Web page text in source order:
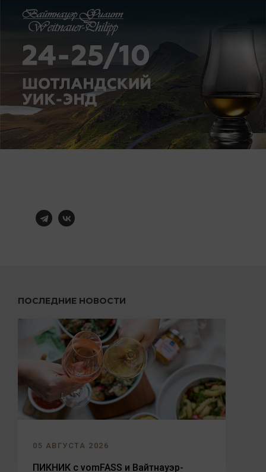
ПОСЛЕДНИЕ НОВОСТИ
05 АВГУСТА 2026
ПИКНИК с vomFASS и Вайтнауэр-